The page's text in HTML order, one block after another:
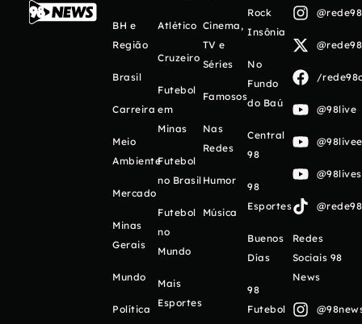
BH e
Região
Brasil
Carreira
Meio
Ambiente
Mercado
Minas
Gerais
Mundo
Política
Atlético
Cruzeiro
Futebol
em
Minas
Futebol
no Brasil
Futebol
no
Mundo
Mais
Esportes
Cinema,
TV e
Séries
Famosos
Nas
Redes
Humor
Música
Rock
Insônia
No
Fundo
do Baú
Central
98
98
Esportes
Buenos
Días
98
Futebol
/
@98live
Redes
Sociais 98
News